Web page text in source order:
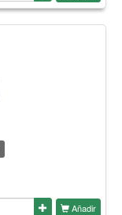
Añadir